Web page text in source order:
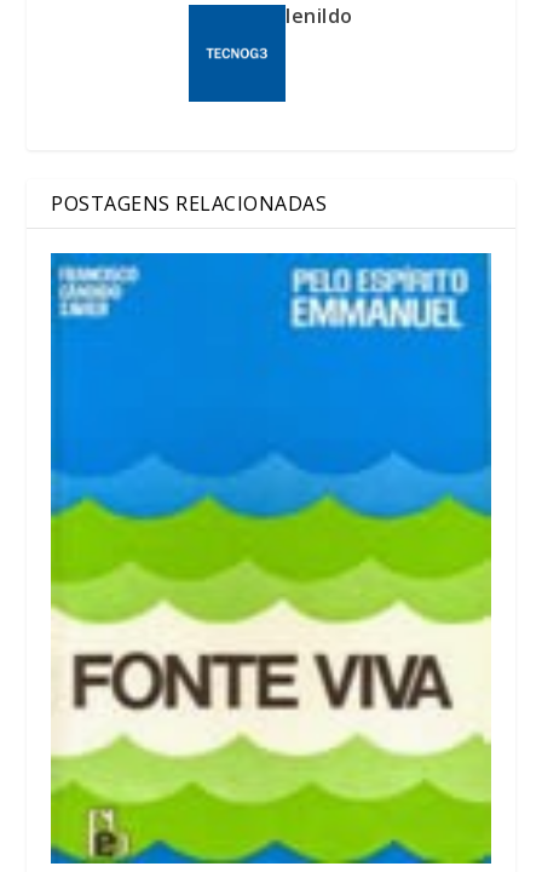
lenildo
POSTAGENS RELACIONADAS